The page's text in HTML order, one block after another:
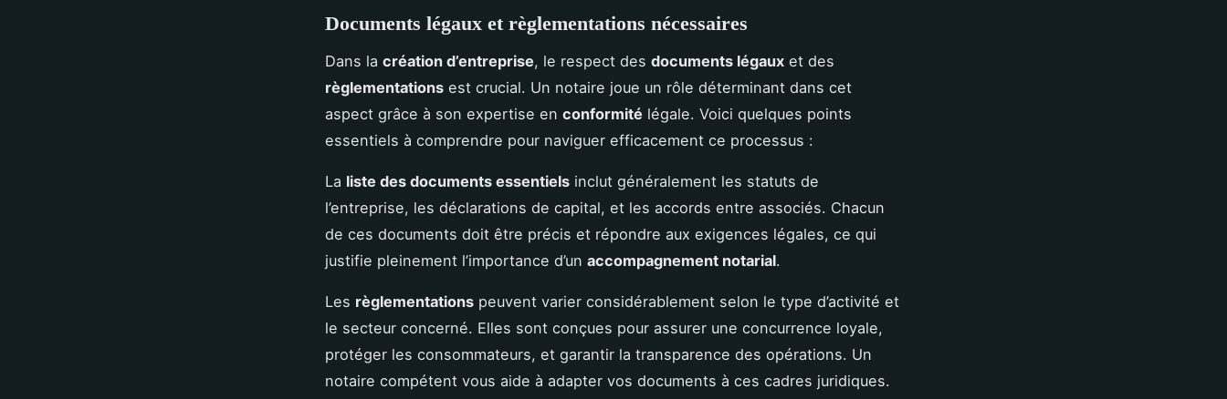
Documents légaux et règlementations nécessaires
Dans la création d’entreprise, le respect des documents légaux et des
règlementations est crucial. Un notaire joue un rôle déterminant dans cet
aspect grâce à son expertise en conformité légale. Voici quelques points
essentiels à comprendre pour naviguer efficacement ce processus :
La liste des documents essentiels inclut généralement les statuts de
l’entreprise, les déclarations de capital, et les accords entre associés. Chacun
de ces documents doit être précis et répondre aux exigences légales, ce qui
justifie pleinement l’importance d’un accompagnement notarial.
Les règlementations peuvent varier considérablement selon le type d’activité et
le secteur concerné. Elles sont conçues pour assurer une concurrence loyale,
protéger les consommateurs, et garantir la transparence des opérations. Un
notaire compétent vous aide à adapter vos documents à ces cadres juridiques.